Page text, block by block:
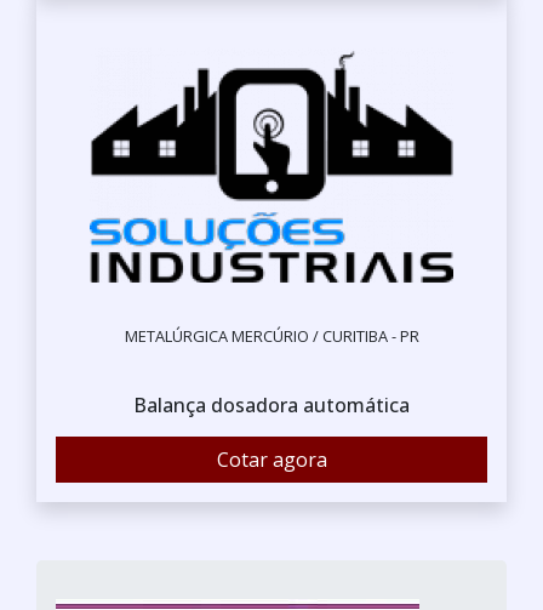
METALÚRGICA MERCÚRIO / CURITIBA - PR
Balança dosadora automática
Cotar agora